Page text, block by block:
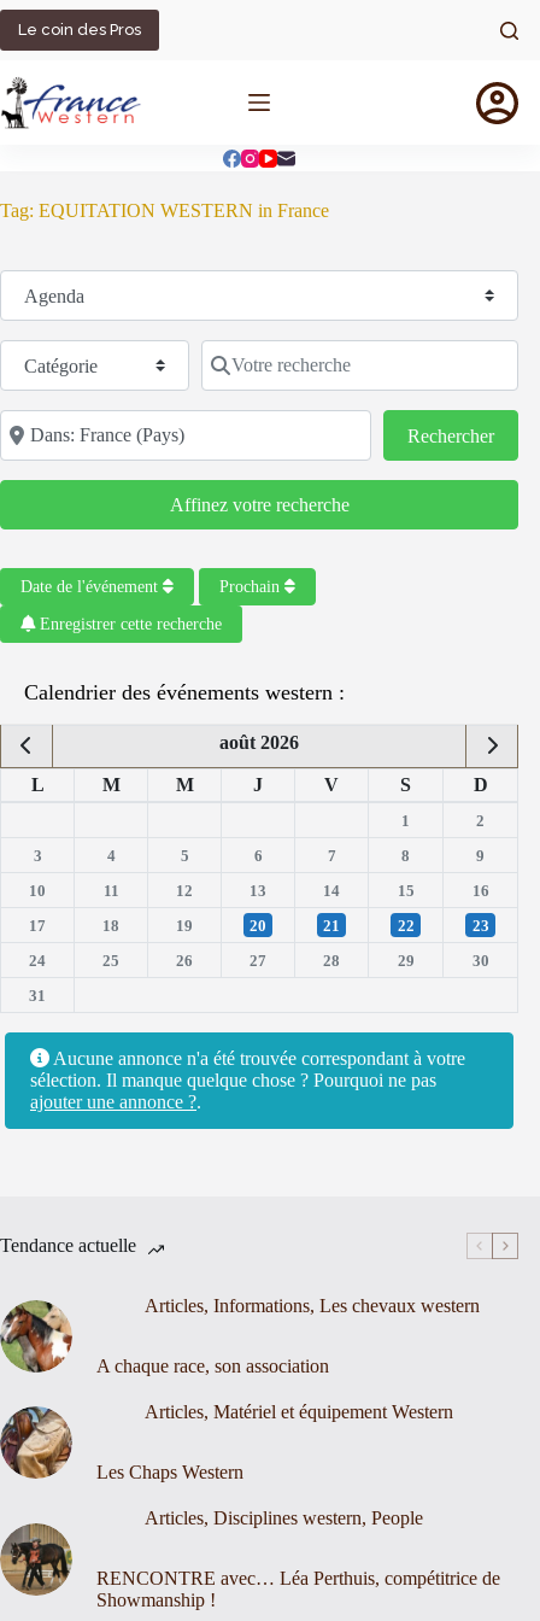
Passer
contenu
Le coin des Pros
Tag: EQUITATION WESTERN in France
Sélectionnez le type de recherche
Catégorie Votre recherche
Code postal/région/ville
Rechercher
Affinez votre recherche
Date de l'événement Prochain
Enregistrer cette recherche
Calendrier des événements western :
août 2026
L M M J V S D
1
2
3
4 5 6 7 8
9
10
11 12 13 14 15
16
17
18 19 20 21 22
23
24
25 26 27 28 29
30
31
Aucune annonce n'a été trouvée correspondant à votre
sélection. Il manque quelque chose ? Pourquoi ne pas
ajouter une annonce ?.
Tendance actuelle
Articles, Informations, Les chevaux western
A chaque race, son association
Articles, Matériel et équipement Western
Les Chaps Western
Articles, Disciplines western, People
RENCONTRE avec… Léa Perthuis, compétitrice de
Showmanship !